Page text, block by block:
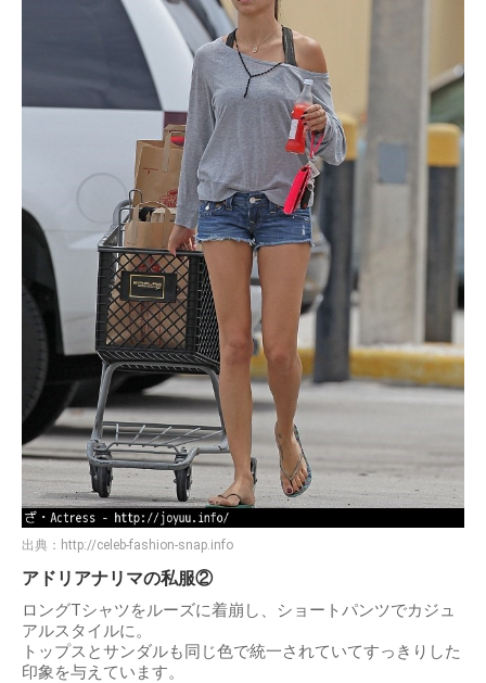
出典： http://celeb-fashion-snap.info
アドリアナリマの私服②
ロングTシャツをルーズに着崩し、ショートパンツでカジュ
アルスタイルに。
トップスとサンダルも同じ色で統一されていてすっきりした
印象を与えています。